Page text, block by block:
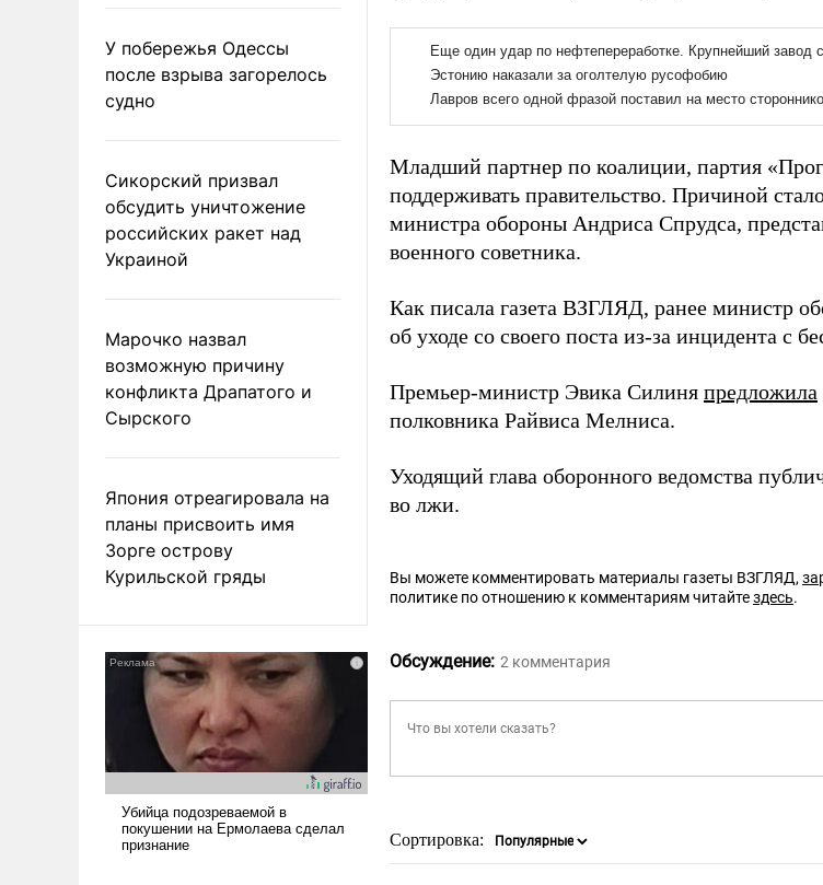
У побережья Одессы
после взрыва загорелось
судно
Сикорский призвал
обсудить уничтожение
российских ракет над
Украиной
Марочко назвал
возможную причину
конфликта Драпатого и
Сырского
Япония отреагировала на
планы присвоить имя
Зорге острову
Курильской гряды
Младший партнер по коалиции, партия
поддерживать правительство. Причиной
министра обороны Андриса Спрудса,
военного советника.
Как писала газета ВЗГЛЯД, ранее министр
об уходе со своего поста из-за инцидента с
Премьер-министр Эвика Силиня предложила
полковника Райвиса Мелниса.
Уходящий глава оборонного ведомства
во лжи.
Вы можете комментировать материалы газеты ВЗГЛЯД,
политике по отношению к комментариям читайтездесь.
Обсуждение: 2 комментария
Сортировка: